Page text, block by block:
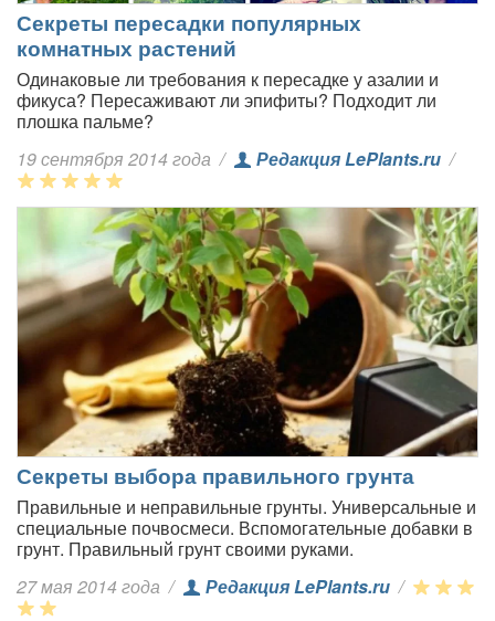
Секреты пересадки популярных
комнатных растений
Одинаковые ли требования к пересадке у азалии и
фикуса? Пересаживают ли эпифиты? Подходит ли
плошка пальме?
19 сентября 2014 года / Редакция LePlants.ru /
Секреты выбора правильного грунта
Правильные и неправильные грунты. Универсальные и
специальные почвосмеси. Вспомогательные добавки в
грунт. Правильный грунт своими руками.
27 мая 2014 года / Редакция LePlants.ru /